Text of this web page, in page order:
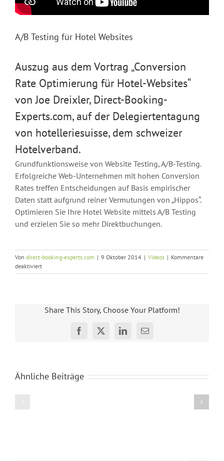
A/B Testing für Hotel Websites
Auszug aus dem Vortrag „Conversion
Rate Optimierung für Hotel-Websites“
von Joe Dreixler, Direct-Booking-
Experts.com, auf der Delegiertentagung
von hotelleriesuisse, dem schweizer
Hotelverband.
Grundfunktionsweise von Website Testing, A/B-Testing.
Erfolgreiche Web-Unternehmen mit hohen Conversion
Rates treffen Entscheidungen auf Basis empirischer
Daten statt aufgrund reiner Vermutungen von „Hippos“.
Optimieren Sie Ihre Hotel Website mittels A/B Testing
und erzielen Sie so mehr Direktbuchungen.
Von direct-booking-experts.com | 9 Oktober 2014 | Videos | Kommentare
deaktiviertfür
A/B
Websites
Share This Story, Choose Your Platform!
Facebook
X LinkedIn
E-
Ähnliche Beiträge
von